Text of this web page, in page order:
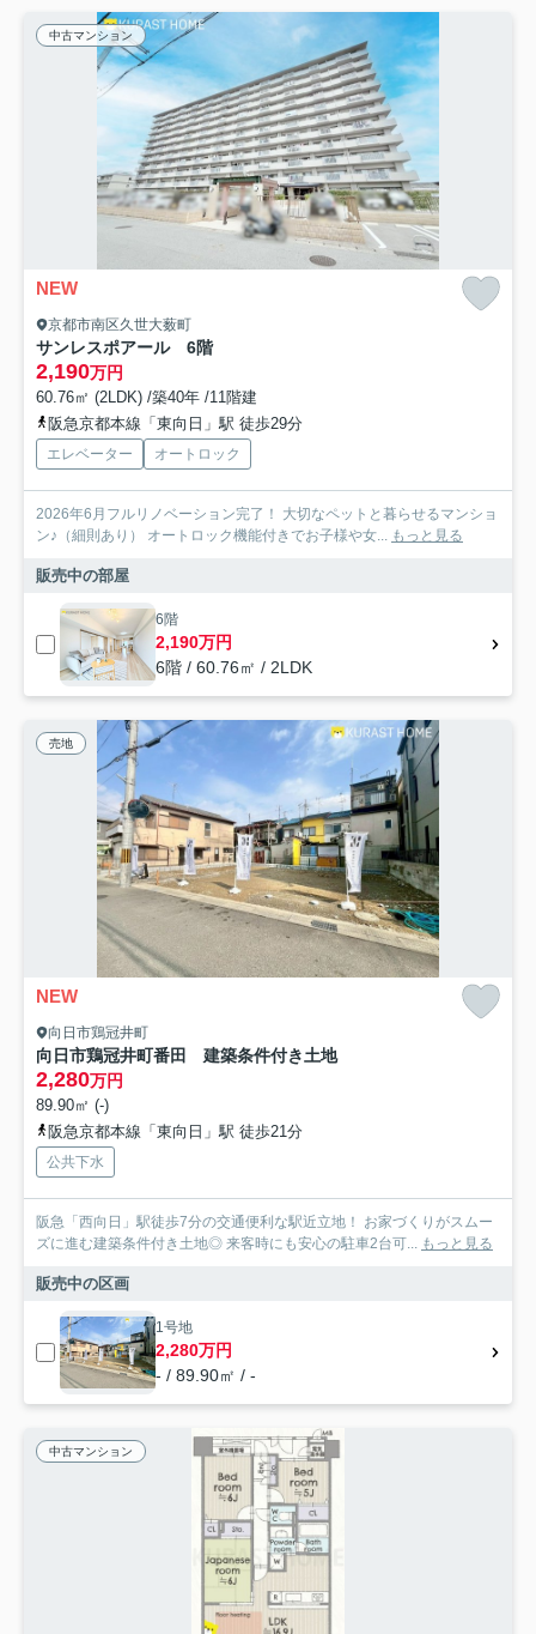
中古マンション
NEW
京都市南区久世大薮町
サンレスポアール 6階
2,190万円
60.76㎡ (2LDK) /築40年 /11階建
阪急京都本線「東向日」駅 徒歩29分
エレベーター オートロック
2026年6月フルリノベーション完了！ 大切なペットと暮らせるマンショ
ン♪（細則あり） オートロック機能付きでお子様や女... もっと見る
販売中の部屋
6階
2,190万円
6階 / 60.76㎡ / 2LDK
売地
NEW
向日市鶏冠井町
向日市鶏冠井町番田 建築条件付き土地
2,280万円
89.90㎡ (-)
阪急京都本線「東向日」駅 徒歩21分
公共下水
阪急「西向日」駅徒歩7分の交通便利な駅近立地！ お家づくりがスムー
ズに進む建築条件付き土地◎ 来客時にも安心の駐車2台可... もっと見る
販売中の区画
1号地
2,280万円
- / 89.90㎡ / -
中古マンション